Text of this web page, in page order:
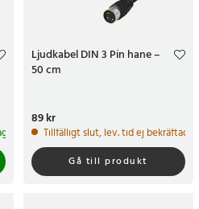
Ljudkabel DIN 3 Pin hane –
50 cm
Pris:89 kr
89 kr
Tillfälligt slut, lev. tid ej bekräftad.
Gå till produkt